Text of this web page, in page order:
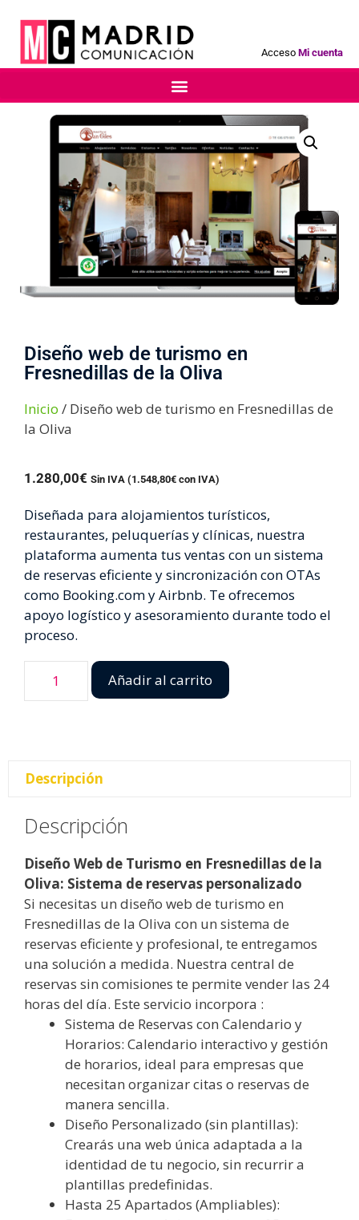
Acceso Mi cuenta
Diseño web de turismo en
Fresnedillas de la Oliva
Inicio / Diseño web de turismo en Fresnedillas de
la Oliva
1.280,00€ Sin IVA (1.548,80€ con IVA)
Diseñada para alojamientos turísticos,
restaurantes, peluquerías y clínicas, nuestra
plataforma aumenta tus ventas con un sistema
de reservas eficiente y sincronización con OTAs
como Booking.com y Airbnb. Te ofrecemos
apoyo logístico y asesoramiento durante todo el
proceso.
Añadir al carrito
Descripción
Descripción
Diseño Web de Turismo en Fresnedillas de la
Oliva: Sistema de reservas personalizado
Si necesitas un diseño web de turismo en
Fresnedillas de la Oliva con un sistema de
reservas eficiente y profesional, te entregamos
una solución a medida. Nuestra central de
reservas sin comisiones te permite vender las 24
horas del día. Este servicio incorpora :
Sistema de Reservas con Calendario y
Horarios: Calendario interactivo y gestión
de horarios, ideal para empresas que
necesitan organizar citas o reservas de
manera sencilla.
Diseño Personalizado (sin plantillas):
Crearás una web única adaptada a la
identidad de tu negocio, sin recurrir a
plantillas predefinidas.
Hasta 25 Apartados (Ampliables):